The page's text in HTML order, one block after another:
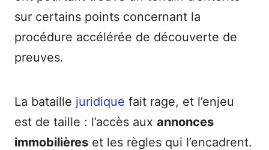
sur certains points concernant la
procédure accélérée de découverte de
preuves.
La bataille juridique fait rage, et l’enjeu
est de taille : l’accès aux annonces
immobilières et les règles qui l’encadrent.